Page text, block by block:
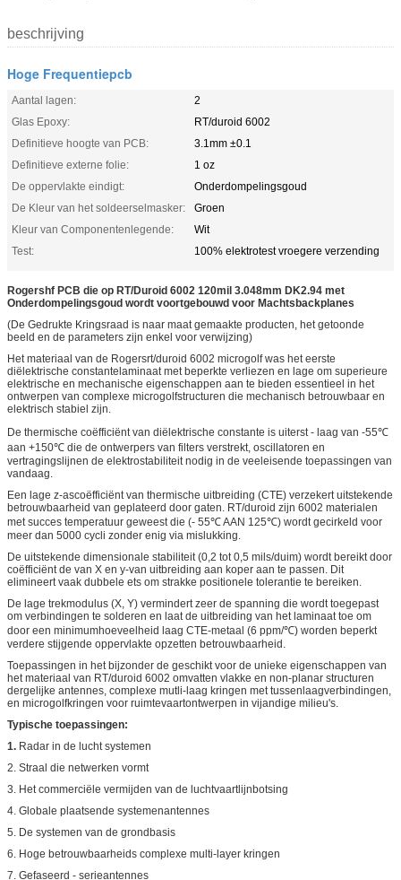
beschrijving
Hoge Frequentiepcb
Aantal lagen:
2
Glas Epoxy:
RT/duroid 6002
Definitieve hoogte van PCB:
3.1mm ±0.1
Definitieve externe folie:
1 oz
De oppervlakte eindigt:
Onderdompelingsgoud
De Kleur van het soldeerselmasker:
Groen
Kleur van Componentenlegende:
Wit
Test:
100% elektrotest vroegere verzending
Rogershf PCB die op RT/Duroid 6002 120mil 3.048mm DK2.94 met
Onderdompelingsgoud wordt voortgebouwd voor Machtsbackplanes
(De Gedrukte Kringsraad is naar maat gemaakte producten, het getoonde
beeld en de parameters zijn enkel voor verwijzing)
Het materiaal van de Rogersrt/duroid 6002 microgolf was het eerste
diëlektrische constantelaminaat met beperkte verliezen en lage om superieure
elektrische en mechanische eigenschappen aan te bieden essentieel in het
ontwerpen van complexe microgolfstructuren die mechanisch betrouwbaar en
elektrisch stabiel zijn.
De thermische coëfficiënt van diëlektrische constante is uiterst - laag van -55℃
aan +150℃ die de ontwerpers van filters verstrekt, oscillatoren en
vertragingslijnen de elektrostabiliteit nodig in de veeleisende toepassingen van
vandaag.
Een lage z-ascoëfficiënt van thermische uitbreiding (CTE) verzekert uitstekende
betrouwbaarheid van geplateerd door gaten. RT/duroid zijn 6002 materialen
met succes temperatuur geweest die (- 55℃ AAN 125℃) wordt gecirkeld voor
meer dan 5000 cycli zonder enig via mislukking.
De uitstekende dimensionale stabiliteit (0,2 tot 0,5 mils/duim) wordt bereikt door
coëfficiënt de van X en y-van uitbreiding aan koper aan te passen. Dit
elimineert vaak dubbele ets om strakke positionele tolerantie te bereiken.
De lage trekmodulus (X, Y) vermindert zeer de spanning die wordt toegepast
om verbindingen te solderen en laat de uitbreiding van het laminaat toe om
door een minimumhoeveelheid laag CTE-metaal (6 ppm/℃) worden beperkt
verdere stijgende oppervlakte opzetten betrouwbaarheid.
Toepassingen in het bijzonder de geschikt voor de unieke eigenschappen van
het materiaal van RT/duroid 6002 omvatten vlakke en non-planar structuren
dergelijke antennes, complexe mutli-laag kringen met tussenlaagverbindingen,
en microgolfkringen voor ruimtevaartontwerpen in vijandige milieu's.
Typische toepassingen:
1. Radar in de lucht systemen
2. Straal die netwerken vormt
3. Het commerciële vermijden van de luchtvaartlijnbotsing
4. Globale plaatsende systemenantennes
5. De systemen van de grondbasis
6. Hoge betrouwbaarheids complexe multi-layer kringen
7. Gefaseerd - serieantennes